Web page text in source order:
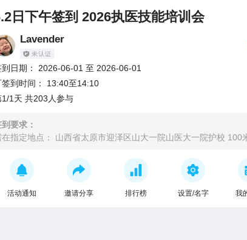
日下午签到 2026执医技能培训会
Lavender
日期： 2026-06-01 至 2026-06-01
到时间： 13:40至14:10
1/1天 共203人参与
要求：
指定地点： 山西省太原市迎泽区山大一院山医大一院护校 100
活动通知 邀请分享 排行榜 设置/名字 我